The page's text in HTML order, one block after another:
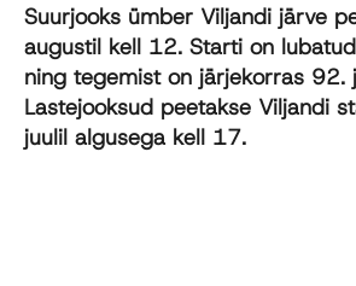
Suurjooks ümber Viljandi järve
augustil kell 12. Starti on
ning tegemist on järjekorras 92.
Lastejooksud peetakse Viljandi
juulil algusega kell 17.